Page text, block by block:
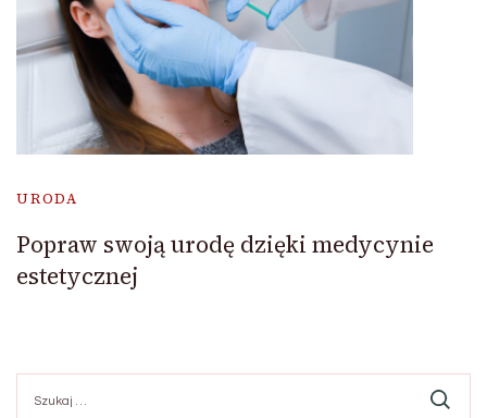
URODA
Popraw swoją urodę dzięki medycynie
estetycznej